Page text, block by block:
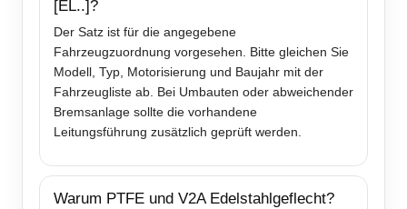
[EL..]?
Der Satz ist für die angegebene
Fahrzeugzuordnung vorgesehen. Bitte gleichen Sie
Modell, Typ, Motorisierung und Baujahr mit der
Fahrzeugliste ab. Bei Umbauten oder abweichender
Bremsanlage sollte die vorhandene
Leitungsführung zusätzlich geprüft werden.
Warum PTFE und V2A Edelstahlgeflecht?